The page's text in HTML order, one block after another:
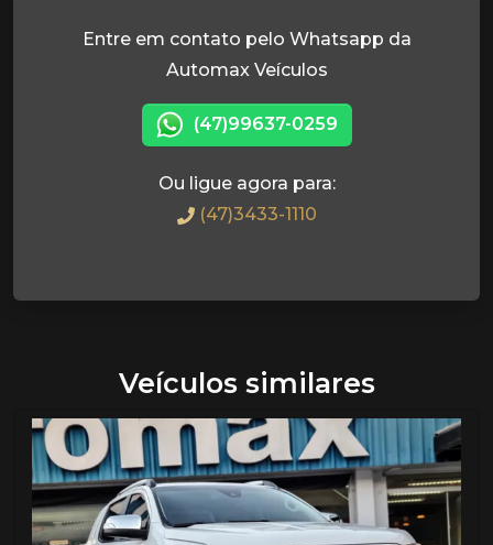
Entre em contato pelo Whatsapp da
Automax Veículos
(47)99637-0259
Ou ligue agora para:
(47)3433-1110
Veículos similares